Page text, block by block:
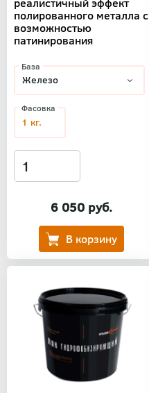
полированного металла с
возможностью
патинирования
6 050 руб.
База
Фасовка
1 кг.